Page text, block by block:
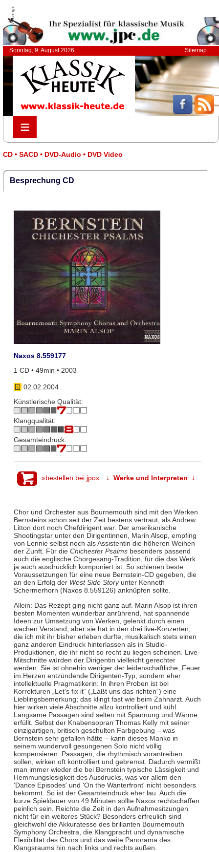
Anzeige
Sonntag, 9. August 2026 Sitemap
≡
≡
CD • SACD • DVD-Audio • DVD Video
Besprechung CD
Naxos 8.559177
1 CD • 49min • 2003
02.02.2004
Künstlerische Qualität:
Klangqualität:
Gesamteindruck:
»bestellen bei jpc« ↓ Werke und Interpreten ↓
Chor und Orchester aus Bournemouth sind mit den Werken
Bernsteins schon seit der Zeit bestens vertraut, als Andrew
Litton dort noch Chefdirigent war. Der amerikanische
Shootingstar unter den Dirigentinnen, Marin Alsop, empfing
von Lennie selbst noch als Assistentin die höheren Weihen
der Zunft. Für die Chichester Psalmsbesonders passend
auch die englische Chorgesang-Tradition, für die das Werk
ja auch ausdrücklich komponiert ist. So schienen beste
Voraussetzungen für eine neue Bernstein-CD gegeben, die
an den Erfolg der West Side Storyunter Kenneth
Schermerhorn (Naxos 8.559126) anknüpfen sollte.
Allein: Das Rezept ging nicht ganz auf. Marin Alsop ist ihren
besten Momenten wunderbar anrührend, hat spannende
Ideen zur Umsetzung von Werken, gelenkt durch einen
wachen Verstand, aber sie hat in den drei live-Konzerten,
die ich mit ihr bisher erleben durfte, musikalisch stets einen
ganz anderen Eindruck hinterlassen als in Studio-
Produktionen, die ihr nicht so recht zu liegen scheinen. Live-
Mitschnitte würden der Dirigentin vielleicht gerechter
werden. Sie ist ohnehin weniger der leidenschaftliche, Feuer
im Herzen entzündende Dirigenten-Typ, sondern eher
intellektuelle Pragmatikerin: In ihren Proben ist bei
Korrekturen „Let’s fix it“ („Laßt uns das richten“) eine
Lieblingsbemerkung; das klingt fast wie beim Zahnarzt. Auch
hier wirken viele Abschnitte allzu kontrolliert und kühl.
Langsame Passagen sind selten mit Spannung und Wärme
erfüllt. Selbst der Knabensopran Thomas Kelly mit seiner
einzigartigen, britisch geschulten Farbgebung – was
Bernstein sehr gefallen hätte – kann dieses Manko in
seinem wundervoll gesungenen Solo nicht völlig
kompensieren. Passagen, die rhythmisch vorantreiben
sollen, wirken oft kontrolliert und gebremst. Dadurch vermißt
man immer wieder die bei Bernstein typische Lässigkeit und
Hemmungslosigkeit des Ausdrucks, was vor allem den
'Dance Episodes' und 'On the Wanterfront' nicht besonders
bekommt. So ist der Gesamteindruck eher lau. Auch die
kurze Spieldauer von 49 Minuten sollte Naxos rechtschaffen
peinlich sein. Reichte die Zeit in den Aufnahmesitzungen
nicht für ein weiteres Stück? Besonders erfreulich sind
gleichwohl die Akkuratesse des brillanten Bournemouth
Symphony Orchestra, die Klangpracht und dynamische
Flexibilität des Chors und das weite Panorama des
Klangsraums hin nach links und rechts außen.